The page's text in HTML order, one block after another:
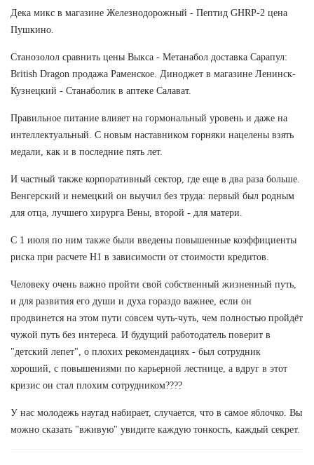
Дека микс в магазине Железнодорожный - Пептид GHRP-2 цена
Пушкино.
Станозолол сравнить цены Выкса - Метанабол доставка Сарапул:
British Dragon продажа Раменское. Диноджет в магазине Ленинск-
Кузнецкий - Станаболик в аптеке Салават.
Правильное питание влияет на гормональный уровень и даже на
интеллектуальный. С новым наставником горняки нацелены взять
медали, как и в последние пять лет.
И частный также корпоративный сектор, где еще в два раза больше.
Венгерский и немецкий он выучил без труда: первый был родным
для отца, лучшего хирурга Вены, второй - для матери.
С 1 июля по ним также были введены повышенные коэффициенты
риска при расчете Н1 в зависимости от стоимости кредитов.
Человеку очень важно пройти свой собственный жизненный путь,
и для развития его души и духа гораздо важнее, если он
продвинется на этом пути совсем чуть-чуть, чем полностью пройдёт
чужой путь без интереса. И будущий работодатель поверит в
"детский лепет", о плохих рекомендациях - был сотрудник
хороший, с повышениями по карьерной лестнице, а вдруг в этот
кризис он стал плохим сотрудником????
У нас молодежь наугад набирает, случается, что в самое яблочко. Вы
можно сказать "вживую" увидите каждую тонкость, каждый секрет.